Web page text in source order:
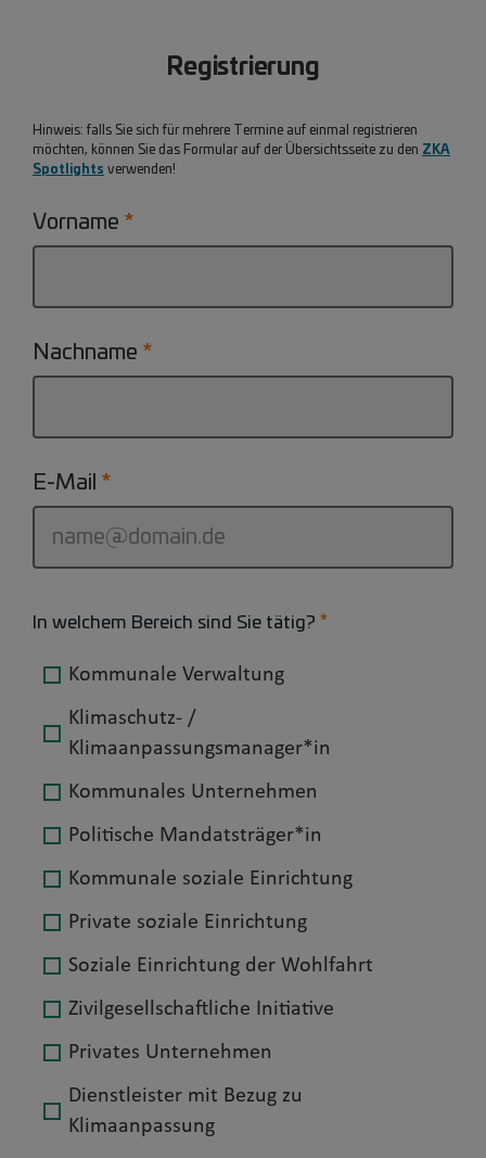
Registrierung
Hinweis: falls Sie sich für mehrere Termine auf einmal registrieren
möchten, können Sie das Formular auf der Übersichtsseite zu den ZKA
Spotlights verwenden!
Vorname
Nachname
E-Mail
In welchem Bereich sind Sie tätig?
Kommunale Verwaltung
Klimaschutz- /
Klimaanpassungsmanager*in
Kommunales Unternehmen
Politische Mandatsträger*in
Kommunale soziale Einrichtung
Private soziale Einrichtung
Soziale Einrichtung der Wohlfahrt
Zivilgesellschaftliche Initiative
Privates Unternehmen
Dienstleister mit Bezug zu
Klimaanpassung